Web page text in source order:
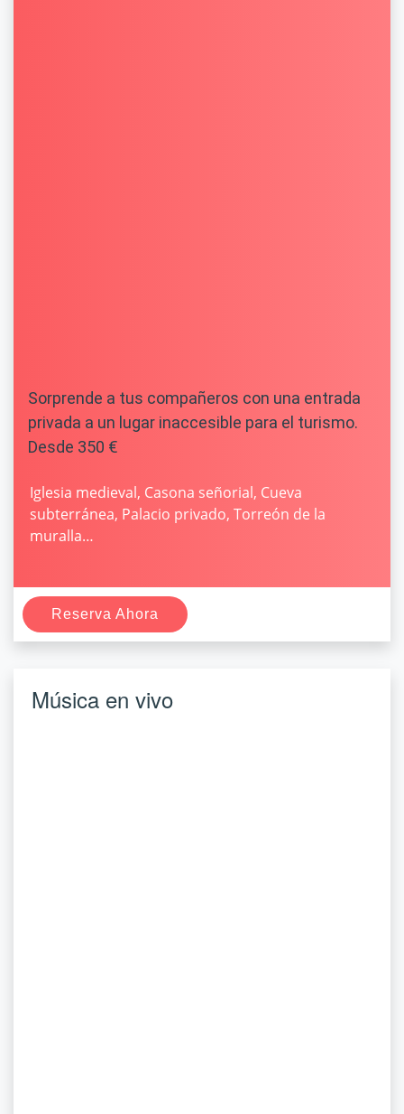
Sorprende a tus compañeros con una entrada
privada a un lugar inaccesible para el turismo.
Desde 350 €
Iglesia medieval, Casona señorial, Cueva
subterránea, Palacio privado, Torreón de la
muralla…
Reserva Ahora
Música en vivo